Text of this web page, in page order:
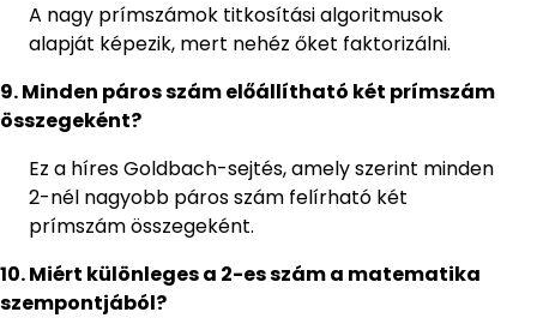
A nagy prímszámok titkosítási algoritmusok
alapját képezik, mert nehéz őket faktorizálni.
9. Minden páros szám előállítható két prímszám
összegeként?
Ez a híres Goldbach-sejtés, amely szerint minden
2-nél nagyobb páros szám felírható két
prímszám összegeként.
10. Miért különleges a 2-es szám a matematika
szempontjából?